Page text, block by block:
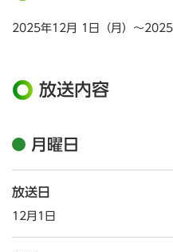
2025年12月 1日（月）～2025
放送内容
月曜日
放送日
12月1日